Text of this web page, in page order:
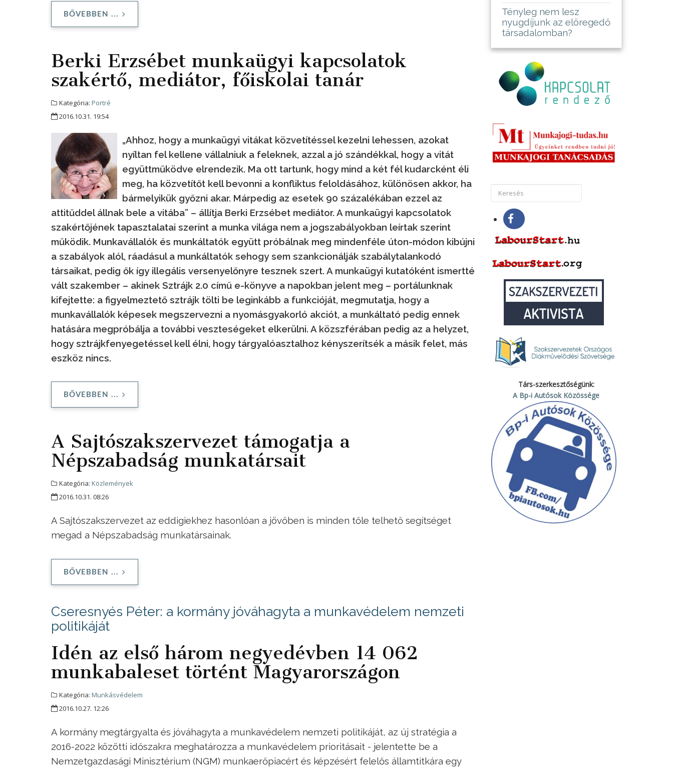
BŐVEBBEN ...
Berki Erzsébet munkaügyi kapcsolatok
szakértő, mediátor, főiskolai tanár
Kategória: Portré
2016.10.31. 19:54
„Ahhoz, hogy a munkaügyi vitákat közvetítéssel kezelni lehessen, azokat
nyíltan fel kellene vállalniuk a feleknek, azzal a jó szándékkal, hogy a vitát
együttműködve elrendezik. Ma ott tartunk, hogy mind a két fél kudarcként éli
meg, ha közvetítőt kell bevonni a konfliktus feloldásához, különösen akkor, ha
bármelyikük győzni akar. Márpedig az esetek 90 százalékában ezzel az
attitűddel állnak bele a vitába” – állítja Berki Erzsébet mediátor. A munkaügyi kapcsolatok
szakértőjének tapasztalatai szerint a munka világa nem a jogszabályokban leírtak szerint
működik. Munkavállalók és munkáltatók együtt próbálnak meg mindenféle úton-módon kibújni
a szabályok alól, ráadásul a munkáltatók sehogy sem szankcionálják szabálytalankodó
társaikat, pedig ők így illegális versenyelőnyre tesznek szert. A munkaügyi kutatóként ismertté
vált szakember – akinek Sztrájk 2.0 című e-könyve a napokban jelent meg – portálunknak
kifejtette: a figyelmeztető sztrájk tölti be leginkább a funkcióját, megmutatja, hogy a
munkavállalók képesek megszervezni a nyomásgyakorló akciót, a munkáltató pedig ennek
hatására megpróbálja a további veszteségeket elkerülni. A közszférában pedig az a helyzet,
hogy sztrájkfenyegetéssel kell élni, hogy tárgyalóasztalhoz kényszerítsék a másik felet, más
eszköz nincs.
BŐVEBBEN ...
A Sajtószakszervezet támogatja a
Népszabadság munkatársait
Kategória: Közlemények
2016.10.31. 08:26
A Sajtószakszervezet az eddigiekhez hasonlóan a jövőben is minden tőle telhető segítséget
megad a Népszabadság munkatársainak.
BŐVEBBEN ...
Cseresnyés Péter: a kormány jóváhagyta a munkavédelem nemzeti
politikáját
Idén az első három negyedévben 14 062
munkabaleset történt Magyarországon
Kategória: Munkásvédelem
2016.10.27. 12:26
A kormány megtárgyalta és jóváhagyta a munkavédelem nemzeti politikáját, az új stratégia a
2016-2022 közötti időszakra meghatározza a munkavédelem prioritásait - jelentette be a
Nemzetgazdasági Minisztérium (NGM) munkaerőpiacért és képzésért felelős államtitkára egy
Tényleg nem lesz
nyugdíjunk az elöregedő
társadalomban?
Társ-szerkesztőségünk:
A Bp-i Autósok Közössége